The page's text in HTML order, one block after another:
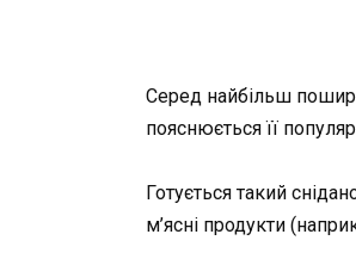
Серед найбільш
пояснюється її
Готується такий
м’ясні продукти